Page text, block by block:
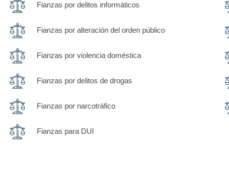
Fianzas por delitos informáticos
Fianzas por alteración del orden público
Fianzas por violencia doméstica
Fianzas por delitos de drogas
Fianzas por narcotráfico
Fianzas para DUI